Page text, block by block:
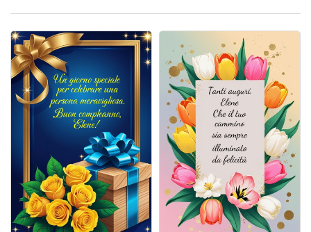
Cartoline musicali
Cartoline animate
Accedi